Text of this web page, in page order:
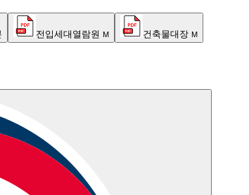
전입세대열람원 M 건축물대장 M